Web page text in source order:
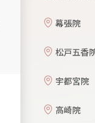
幕張院
松戸五香
宇都宮院
⾼崎院